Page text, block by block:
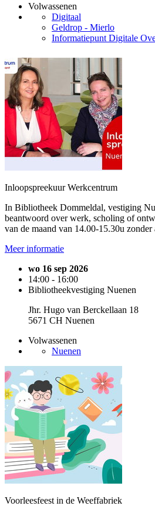
Volwassenen
Digitaal
Geldrop - Mierlo
Informatiepunt Digitale
Inloopspreekuur Werkcentrum
In Bibliotheek Dommeldal, vestiging
beantwoord over werk, scholing of
van de maand van 14.00-15.30u zonder
Meer informatie
wo 16 sep 2026
14:00 - 16:00
Bibliotheekvestiging Nuenen
Jhr. Hugo van Berckellaan 18
5671 CH Nuenen
Volwassenen
Nuenen
Voorleesfeest in de Weeffabriek